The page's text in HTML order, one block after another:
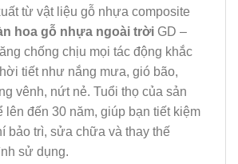
từ vật liệu gỗ nhựa composite
hoa gỗ nhựa ngoài trờiGD –
chống chịu mọi tác động khắc
tiết như nắng mưa, gió bão,
vênh, nứt nẻ. Tuổi thọ của sản
lên đến 30 năm, giúp bạn tiết kiệm
bảo trì, sửa chữa và thay thế
sử dụng.